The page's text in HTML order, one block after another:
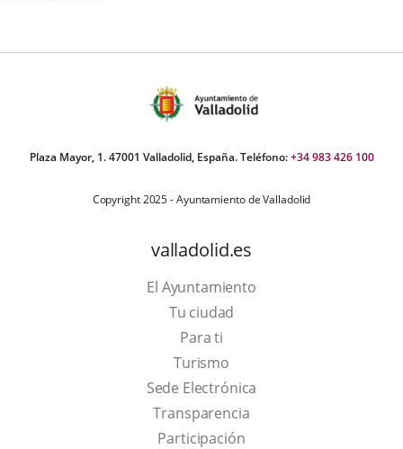
Plaza Mayor, 1. 47001 Valladolid, España. Teléfono:+34 983 426 100
Copyright 2025 - Ayuntamiento de Valladolid
valladolid.es
El Ayuntamiento
Tu ciudad
Para ti
TurismoThis
link
will
open
Sede Electrónica
Transparencia
Participación